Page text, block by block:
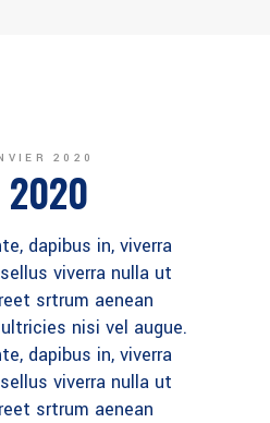
2020
2020
dapibus in, viverra
viverra nulla ut
srtrum aenean
nisi vel augue.
dapibus in, viverra
viverra nulla ut
srtrum aenean